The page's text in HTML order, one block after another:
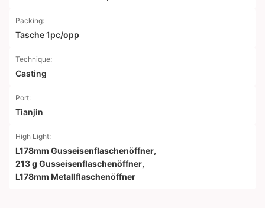
Packing:
Tasche 1pc/opp
Technique:
Casting
Port:
Tianjin
High Light:
L178mm Gusseisenflaschenöffner,
213 g Gusseisenflaschenöffner,
L178mm Metallflaschenöffner